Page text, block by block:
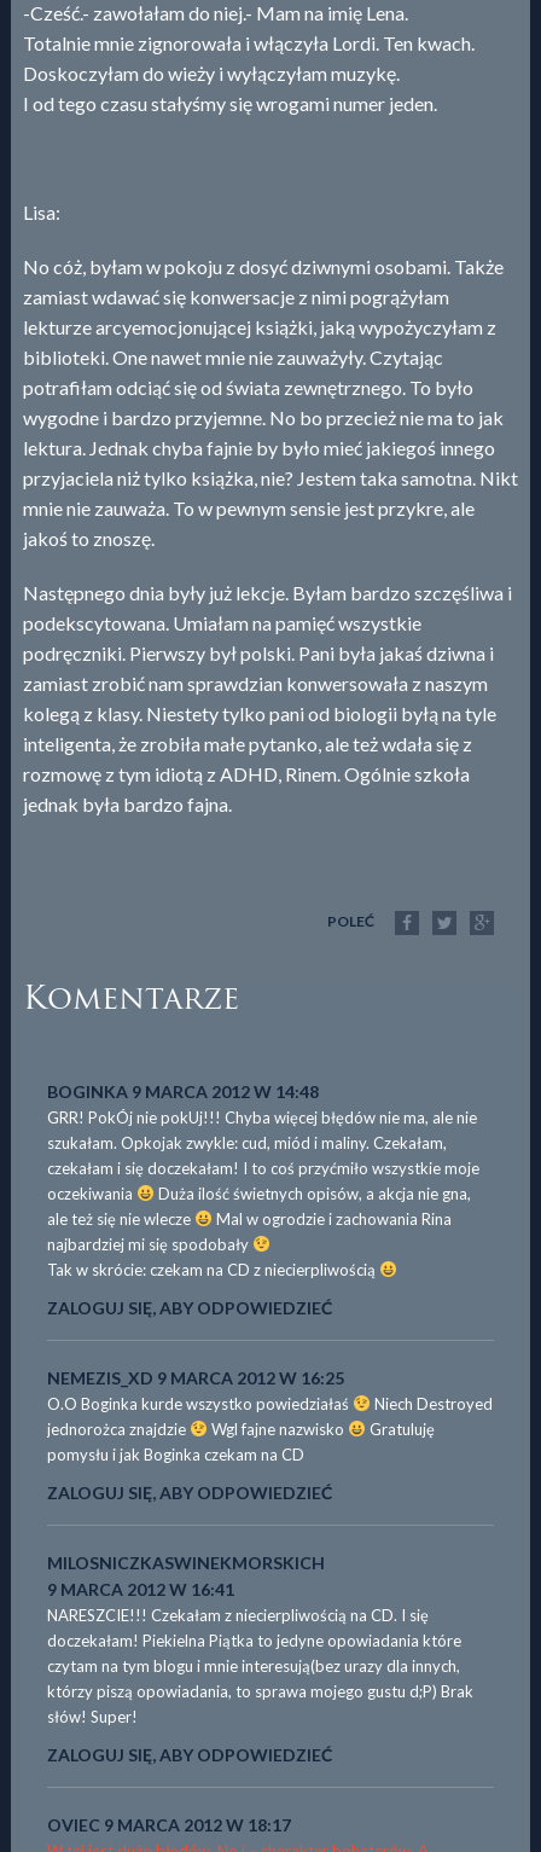
-Cześć.- zawołałam do niej.- Mam na imię Lena.
Totalnie mnie zignorowała i włączyła Lordi. Ten kwach.
Doskoczyłam do wieży i wyłączyłam muzykę.
I od tego czasu stałyśmy się wrogami numer jeden.
Lisa:
No cóż, byłam w pokoju z dosyć dziwnymi osobami. Także
zamiast wdawać się konwersacje z nimi pogrążyłam
lekturze arcyemocjonującej książki, jaką wypożyczyłam z
biblioteki. One nawet mnie nie zauważyły. Czytając
potrafiłam odciąć się od świata zewnętrznego. To było
wygodne i bardzo przyjemne. No bo przecież nie ma to jak
lektura. Jednak chyba fajnie by było mieć jakiegoś innego
przyjaciela niż tylko książka, nie? Jestem taka samotna. Nikt
mnie nie zauważa. To w pewnym sensie jest przykre, ale
jakoś to znoszę.
Następnego dnia były już lekcje. Byłam bardzo szczęśliwa i
podekscytowana. Umiałam na pamięć wszystkie
podręczniki. Pierwszy był polski. Pani była jakaś dziwna i
zamiast zrobić nam sprawdzian konwersowała z naszym
kolegą z klasy. Niestety tylko pani od biologii byłą na tyle
inteligenta, że zrobiła małe pytanko, ale też wdała się z
rozmowę z tym idiotą z ADHD, Rinem. Ogólnie szkoła
jednak była bardzo fajna.
POLEĆ
Komentarze
BOGINKA 9 MARCA 2012 W 14:48
GRR! PokÓj nie pokUj!!! Chyba więcej błędów nie ma, ale nie
szukałam. Opkojak zwykle: cud, miód i maliny. Czekałam,
czekałam i się doczekałam! I to coś przyćmiło wszystkie moje
oczekiwania
Duża ilość świetnych opisów, a akcja nie gna,
ale też się nie wlecze
Mal w ogrodzie i zachowania Rina
najbardziej mi się spodobały
Tak w skrócie: czekam na CD z niecierpliwością
ZALOGUJ SIĘ, ABY ODPOWIEDZIEĆ
NEMEZIS_XD 9 MARCA 2012 W 16:25
O.O Boginka kurde wszystko powiedziałaś
Niech Destroyed
jednorożca znajdzie
Wgl fajne nazwisko
Gratuluję
pomysłu i jak Boginka czekam na CD
ZALOGUJ SIĘ, ABY ODPOWIEDZIEĆ
MILOSNICZKASWINEKMORSKICH
9 MARCA 2012 W 16:41
NARESZCIE!!! Czekałam z niecierpliwością na CD. I się
doczekałam! Piekielna Piątka to jedyne opowiadania które
czytam na tym blogu i mnie interesują(bez urazy dla innych,
którzy piszą opowiadania, to sprawa mojego gustu d;P) Brak
słów! Super!
ZALOGUJ SIĘ, ABY ODPOWIEDZIEĆ
OVIEC 9 MARCA 2012 W 18:17